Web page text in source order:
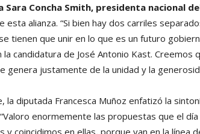
Sara Concha Smith, presidenta nacional
esta alianza. “Si bien hay dos carriles
tienen que unir en lo que es un futuro
la candidatura de José Antonio Kast. Creemos
genera justamente de la unidad y la
la diputada Francesca Muñoz enfatizó la
enormemente las propuestas que el
y coincidimos en ellas, porque van en la línea